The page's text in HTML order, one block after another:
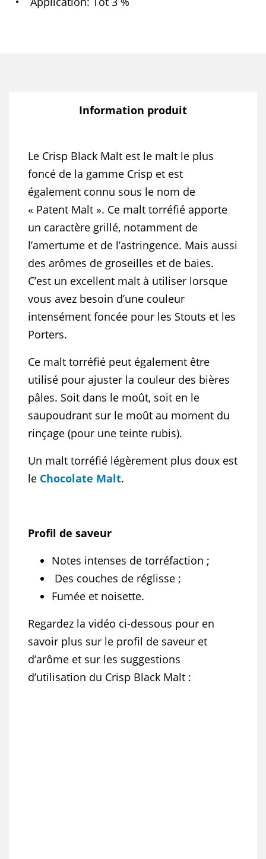
Information produit
Le Crisp Black Malt est le malt le plus
foncé de la gamme Crisp et est
également connu sous le nom de
« Patent Malt ». Ce malt torréfié apporte
un caractère grillé, notamment de
l’amertume et de l’astringence. Mais aussi
des arômes de groseilles et de baies.
C’est un excellent malt à utiliser lorsque
vous avez besoin d’une couleur
intensément foncée pour les Stouts et les
Porters.
Ce malt torréfié peut également être
utilisé pour ajuster la couleur des bières
pâles. Soit dans le moût, soit en le
saupoudrant sur le moût au moment du
rinçage (pour une teinte rubis).
Un malt torréfié légèrement plus doux est
le Chocolate Malt.
Profil de saveur
Notes intenses de torréfaction ;
Des couches de réglisse ;
Fumée et noisette.
Regardez la vidéo ci-dessous pour en
savoir plus sur le profil de saveur et
d’arôme et sur les suggestions
d’utilisation du Crisp Black Malt :